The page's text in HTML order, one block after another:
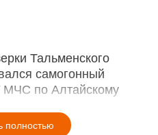
Тальменского
самогонный
МЧС по Алтайскому
полностью